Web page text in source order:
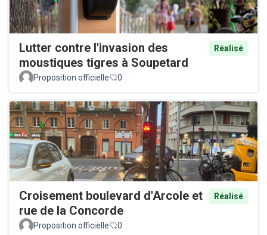
Lutter contre l'invasion des
moustiques tigres à Soupetard
Réalisé
Proposition officielle 0
Croisement boulevard d'Arcole et
rue de la Concorde
Réalisé
Proposition officielle 0